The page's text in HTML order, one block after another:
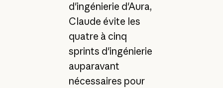
d'ingénierie d'Aura,
Claude évite les
quatre à cinq
sprints d'ingénierie
auparavant
nécessaires pour